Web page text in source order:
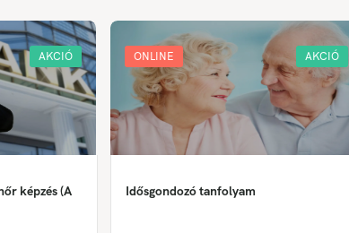
AKCIÓ
képzés (A
ONLINE AKCIÓ
Idősgondozó tanfolyam